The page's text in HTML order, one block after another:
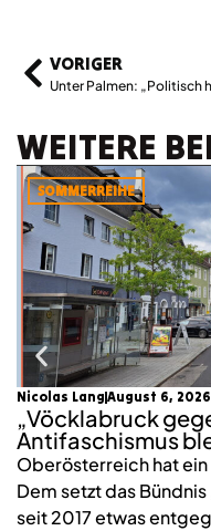
VORIGER
WEITERE
SOMMERREIHE
Nicolas Lang August 6, 2026
„Vöcklabruck
Antifaschismus
Oberösterreich hat
Dem setzt das
seit 2017 etwas